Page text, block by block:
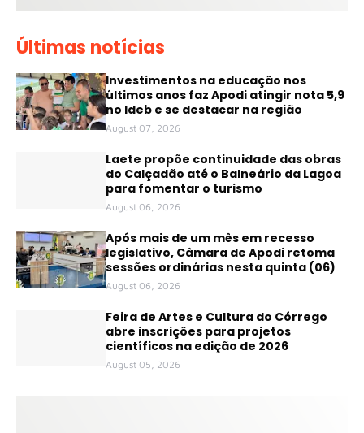
Últimas notícias
Investimentos na educação nos
últimos anos faz Apodi atingir nota 5,9
no Ideb e se destacar na região
August 07, 2026
Laete propõe continuidade das obras
do Calçadão até o Balneário da Lagoa
para fomentar o turismo
August 06, 2026
Após mais de um mês em recesso
legislativo, Câmara de Apodi retoma
sessões ordinárias nesta quinta (06)
August 06, 2026
Feira de Artes e Cultura do Córrego
abre inscrições para projetos
científicos na edição de 2026
August 05, 2026